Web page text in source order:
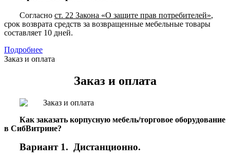
Согласно ст. 22 Закона «О защите прав потребителей»,
срок возврата средств за возвращенные мебельные товары
составляет 10 дней.
Подробнее
Заказ и оплата
Заказ и оплата
Как заказать корпусную мебель/торговое оборудование
в СибВитрине?
Вариант 1. Дистанционно.